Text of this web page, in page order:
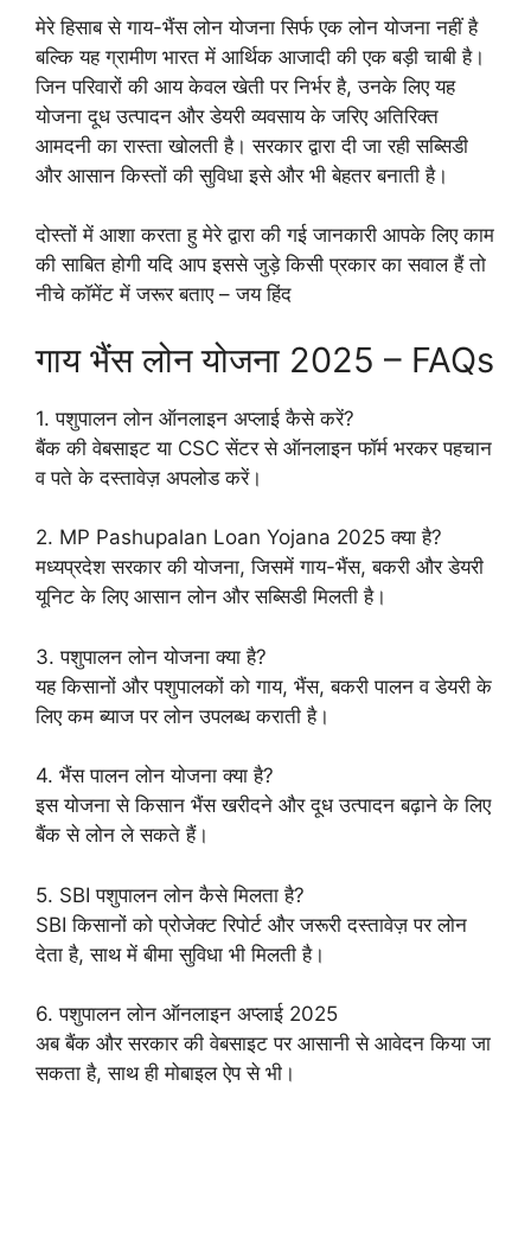
मेरे हिसाब से गाय-भैंस लोन योजना सिर्फ एक लोन योजना नहीं है
बल्कि यह ग्रामीण भारत में आर्थिक आजादी की एक बड़ी चाबी है।
जिन परिवारों की आय केवल खेती पर निर्भर है, उनके लिए यह
योजना दूध उत्पादन और डेयरी व्यवसाय के जरिए अतिरिक्त
आमदनी का रास्ता खोलती है। सरकार द्वारा दी जा रही सब्सिडी
और आसान किस्तों की सुविधा इसे और भी बेहतर बनाती है।
दोस्तों में आशा करता हु मेरे द्वारा की गई जानकारी आपके लिए काम
की साबित होगी यदि आप इससे जुड़े किसी प्रकार का सवाल हैं तो
नीचे कॉमेंट में जरूर बताए – जय हिंद
गाय भैंस लोन योजना 2025 – FAQs
1. पशुपालन लोन ऑनलाइन अप्लाई कैसे करें?
बैंक की वेबसाइट या CSC सेंटर से ऑनलाइन फॉर्म भरकर पहचान
व पते के दस्तावेज़ अपलोड करें।
2. MP Pashupalan Loan Yojana 2025 क्या है?
मध्यप्रदेश सरकार की योजना, जिसमें गाय-भैंस, बकरी और डेयरी
यूनिट के लिए आसान लोन और सब्सिडी मिलती है।
3. पशुपालन लोन योजना क्या है?
यह किसानों और पशुपालकों को गाय, भैंस, बकरी पालन व डेयरी के
लिए कम ब्याज पर लोन उपलब्ध कराती है।
4. भैंस पालन लोन योजना क्या है?
इस योजना से किसान भैंस खरीदने और दूध उत्पादन बढ़ाने के लिए
बैंक से लोन ले सकते हैं।
5. SBI पशुपालन लोन कैसे मिलता है?
SBI किसानों को प्रोजेक्ट रिपोर्ट और जरूरी दस्तावेज़ पर लोन
देता है, साथ में बीमा सुविधा भी मिलती है।
6. पशुपालन लोन ऑनलाइन अप्लाई 2025
अब बैंक और सरकार की वेबसाइट पर आसानी से आवेदन किया जा
सकता है, साथ ही मोबाइल ऐप से भी।